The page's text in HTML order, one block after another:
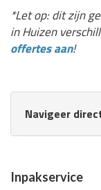
*Let op: dit zijn
in Huizen
offertes aan!
Navigeer
Inpakservice